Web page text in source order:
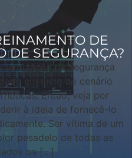
DE
DE SEGURANÇA?
de segurança
em meio ao cenário
Então, veja por
à ideia de fornecê-lo
Ser vítima de um
pesadelo de todas as
os […]